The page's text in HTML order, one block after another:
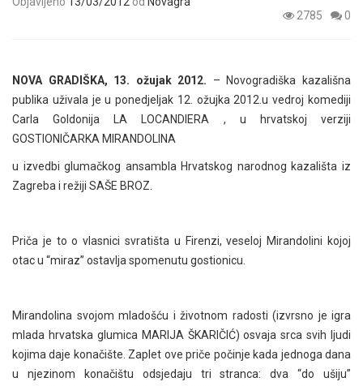
2785
0
NOVA GRADIŠKA, 13. ožujak 2012. – Novogradiška kazališna
publika uživala je u ponedjeljak 12. ožujka 2012.u vedroj komediji
Carla Goldonija LA LOCANDIERA , u hrvatskoj verziji
GOSTIONIČARKA MIRANDOLINA
u izvedbi glumačkog ansambla Hrvatskog narodnog kazališta iz
Zagreba i režiji SAŠE BROZ.
Priča je to o vlasnici svratišta u Firenzi, veseloj Mirandolini kojoj
otac u “miraz” ostavlja spomenutu gostionicu.
Mirandolina svojom mladošću i životnom radosti (izvrsno je igra
mlada hrvatska glumica MARIJA ŠKARIČIĆ) osvaja srca svih ljudi
kojima daje konačište. Zaplet ove priče počinje kada jednoga dana
u njezinom konačištu odsjedaju tri stranca: dva “do ušiju”